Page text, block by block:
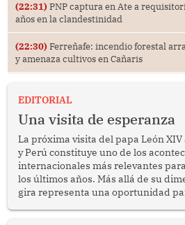
(22:31) PNP captura en Ate a
años en la clandestinidad
(22:30) Ferreñafe: incendio forestal
y amenaza cultivos en Cañaris
EDITORIAL
Una visita de esperanza
La próxima visita del papa León
y Perú constituye uno de los
internacionales más relevantes
los últimos años. Más allá de su
gira representa una oportunidad